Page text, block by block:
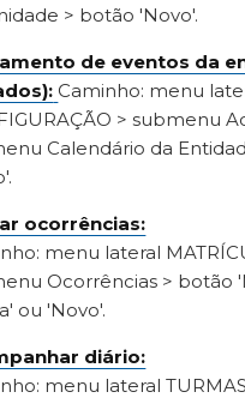
> botão 'Novo'.
de eventos da
Caminho: menu
> submenu
Calendário da
ocorrências:
menu lateral
Ocorrências > botão
ou 'Novo'.
diário:
menu lateral